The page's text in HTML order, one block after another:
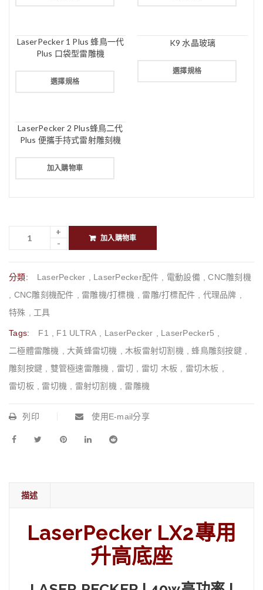
LaserPecker 1 Plus 蜂鳥一代
Plus 口袋型雷雕機
選擇規格
K9 水晶玻璃
選擇規格
LaserPecker 2 Plus蜂鳥二代
Plus 便攜手持式雷射雕刻機
加入購物車
加入購物車
分類: LaserPecker LaserPecker配件 電動設備 ,CNC雕刻機
CNC雕刻機配件 雷雕機/打標機 雷雕/打標配件 代理品牌
特殊
工具
Tags: F1 F1 ULTRA LaserPecker LaserPecker5
二極體雷雕機
大黃蜂雷切機 木板雷射切割機 蜂鳥雕刻按鍵
雕刻按鍵
雙管極速雷雕機 雷切 雷切 木板 雷切木板
雷切板
雷切機 雷射切割機 雷雕機
列印 使用E-mail分享
描述
LaserPecker LX2專用
升高底座